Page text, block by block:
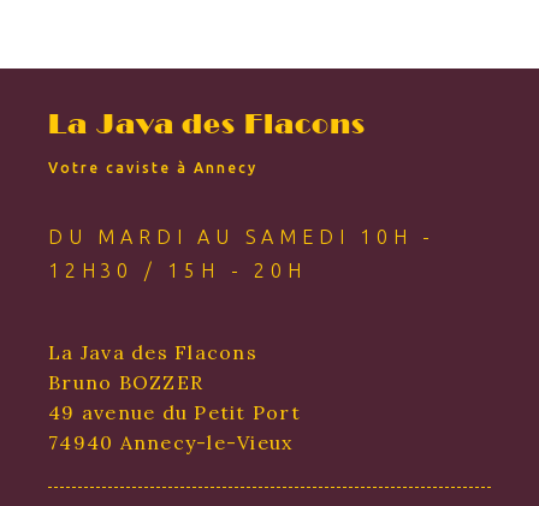
La Java des Flacons
Votre caviste à Annecy
DU MARDI AU SAMEDI 10H -
12H30 / 15H - 20H
La Java des Flacons
Bruno BOZZER
49 avenue du Petit Port
74940 Annecy-le-Vieux